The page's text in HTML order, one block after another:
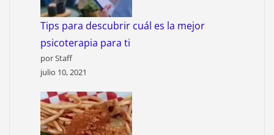
Tips para descubrir cuál es la mejor
psicoterapia para ti
por Staff
julio 10, 2021